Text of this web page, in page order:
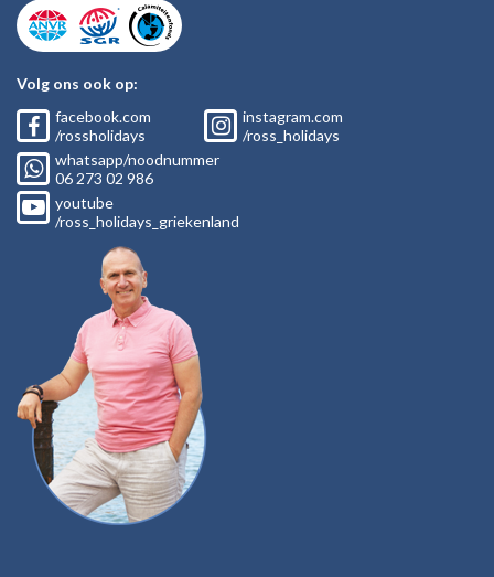
Volg ons ook op:
facebook.com
/rossholidays
instagram.com
/ross_holidays
whatsapp/noodnummer
06 273 02 986
youtube
/ross_holidays_griekenland